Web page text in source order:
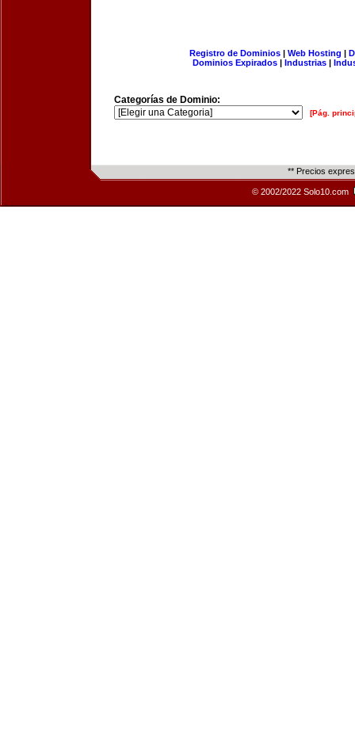
Registro de Dominios| Web Hosting |
Dominios Expirados | Industrias |
Categorías de Dominio:
[Pág.
** Precios
© 2002/2022 Solo10.com